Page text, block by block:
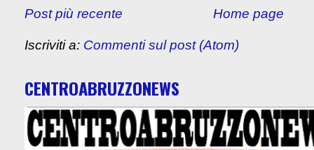
Post più recente Home page
Iscriviti a: Commenti sul post (Atom)
CENTROABRUZZONEWS